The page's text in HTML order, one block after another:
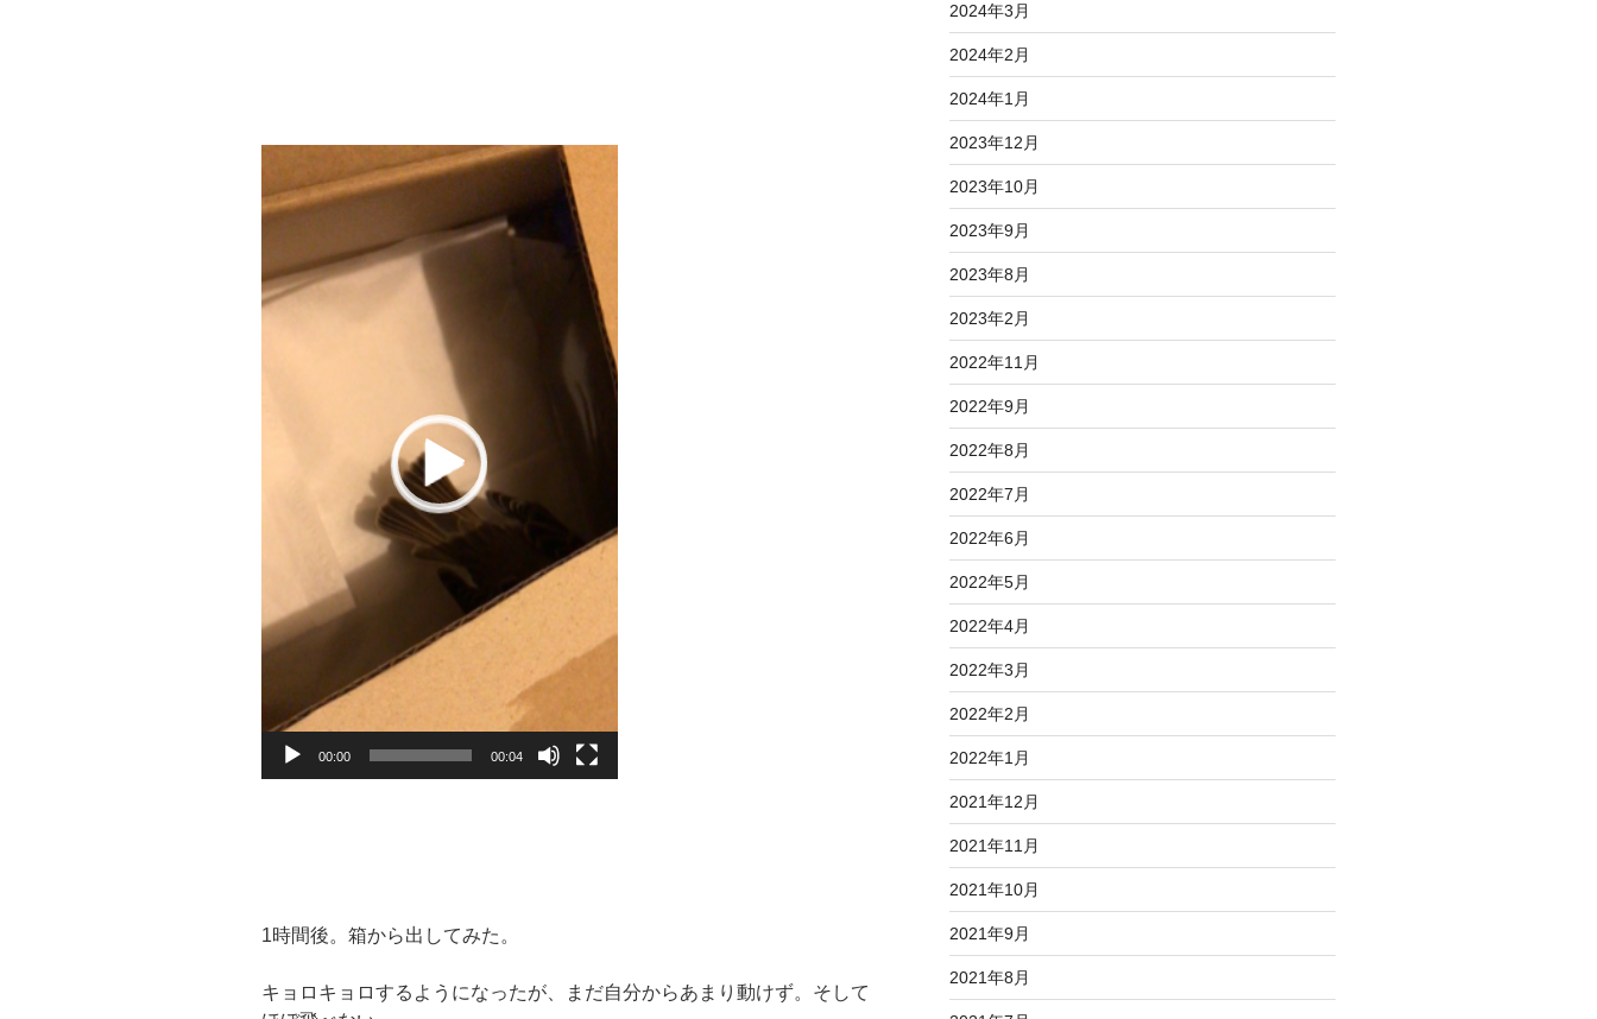
プ
ー
ヤ
00:00 00:04
1時間後。箱から出してみた。
キョロキョロするようになったが、まだ自分からあまり動けず。そして
2024年3月
2024年2月
2024年1月
2023年12月
2023年10月
2023年9月
2023年8月
2023年2月
2022年11月
2022年9月
2022年8月
2022年7月
2022年6月
2022年5月
2022年4月
2022年3月
2022年2月
2022年1月
2021年12月
2021年11月
2021年10月
2021年9月
2021年8月